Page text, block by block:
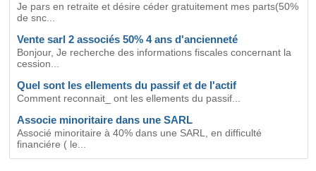
Je pars en retraite et désire céder gratuitement mes parts(50%
de snc...
Vente sarl 2 associés 50% 4 ans d'ancienneté
Bonjour, Je recherche des informations fiscales concernant la
cession...
Quel sont les ellements du passif et de l'actif
Comment reconnait_ ont les ellements du passif...
Associe minoritaire dans une SARL
Associé minoritaire à 40% dans une SARL, en difficulté
financiére ( le...